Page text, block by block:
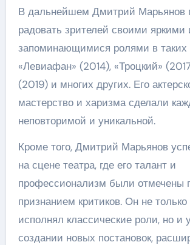
В дальнейшем Дмитрий Марьянов
радовать зрителей своими яркими
запоминающимися ролями в таких
«Левиафан» (2014), «Троцкий»
(2019) и многих других. Его
мастерство и харизма сделали
неповторимой и уникальной.
Кроме того, Дмитрий Марьянов
на сцене театра, где его талант и
профессионализм были отмечены
признанием критиков. Он не
исполнял классические роли, но и
создании новых постановок,